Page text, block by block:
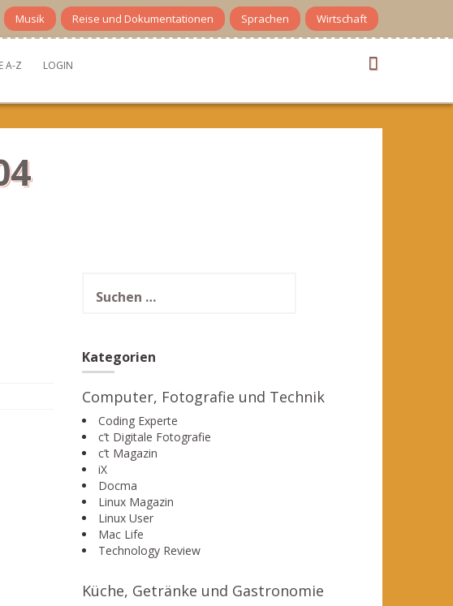
Musik Reise und Dokumentationen Sprachen Wirtschaft
A-Z LOGIN
nach:
Kategorien
Computer, Fotografie und Technik
Coding Experte
c’t Digitale Fotografie
c’t Magazin
iX
Docma
Linux Magazin
Linux User
Mac Life
Technology Review
Küche, Getränke und Gastronomie